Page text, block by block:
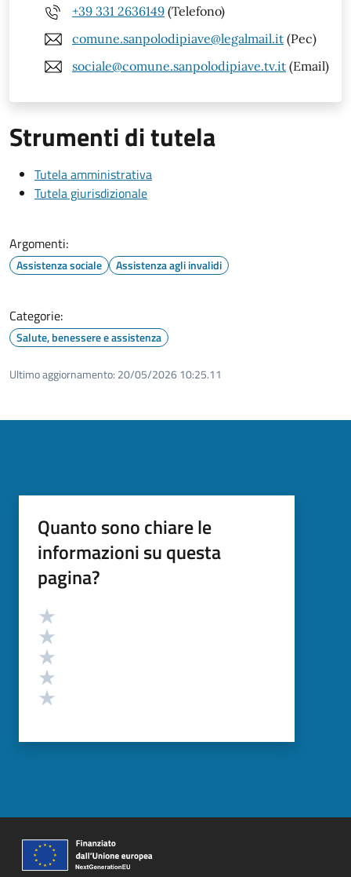
+39 331 2636149 (Telefono)
comune.sanpolodipiave@legalmail.it (Pec)
sociale@comune.sanpolodipiave.tv.it (Email)
Strumenti di tutela
Tutela amministrativa
Tutela giurisdizionale
Argomenti:
Assistenza sociale Assistenza agli invalidi
Categorie:
Salute, benessere e assistenza
Ultimo aggiornamento: 20/05/2026 10:25.11
Quanto sono chiare le
informazioni su questa
pagina?
Valutazione